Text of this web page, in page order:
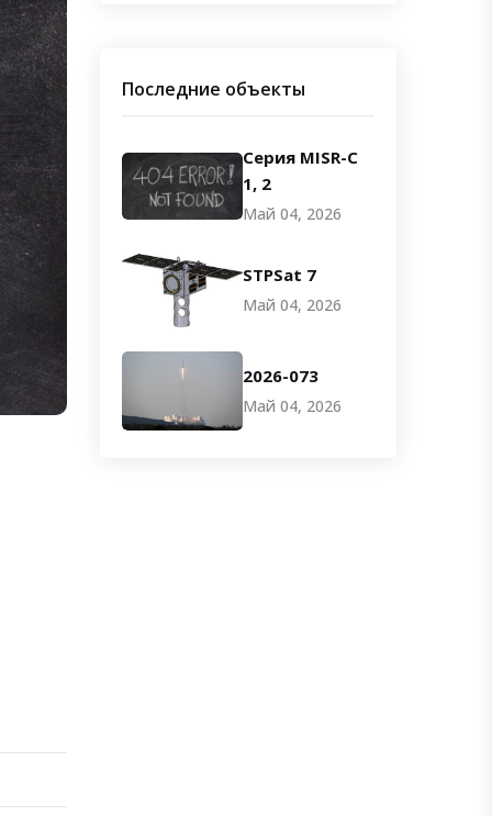
Последние объекты
Серия MISR-C
1, 2
Май 04, 2026
STPSat 7
Май 04, 2026
2026-073
Май 04, 2026